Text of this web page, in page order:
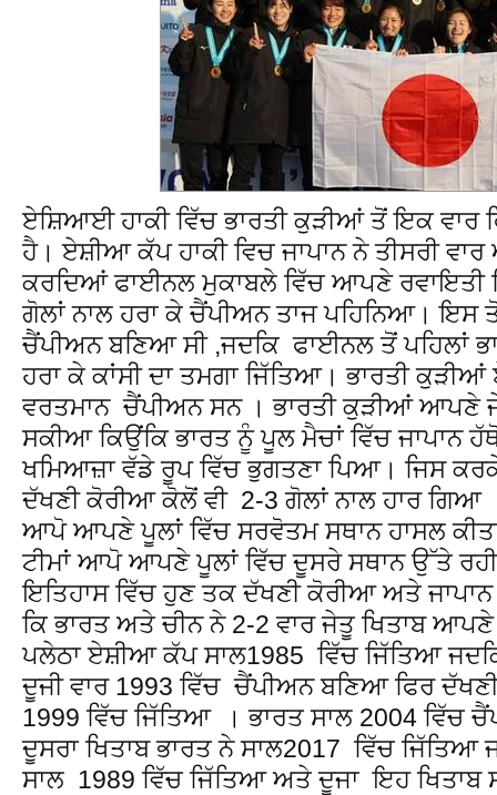
ਏਸ਼ਿਆਈ ਹਾਕੀ ਵਿੱਚ ਭਾਰਤੀ ਕੁੜੀਆਂ ਤੋਂ ਇਕ ਵਾਰ
ਹੈ। ਏਸ਼ੀਆ ਕੱਪ ਹਾਕੀ ਵਿਚ ਜਾਪਾਨ ਨੇ ਤੀਸਰੀ
ਕਰਦਿਆਂ ਫਾਈਨਲ ਮੁਕਾਬਲੇ ਵਿੱਚ ਆਪਣੇ ਰਵਾਇਤੀ
ਗੋਲਾਂ ਨਾਲ ਹਰਾ ਕੇ ਚੈਂਪੀਅਨ ਤਾਜ ਪਹਿਨਿਆ। ਇਸ
ਚੈਂਪੀਅਨ ਬਣਿਆ ਸੀ ,ਜਦਕਿ ਫਾਈਨਲ ਤੋਂ ਪਹਿਲਾਂ
ਹਰਾ ਕੇ ਕਾਂਸੀ ਦਾ ਤਮਗਾ ਜਿੱਤਿਆ। ਭਾਰਤੀ
ਵਰਤਮਾਨ ਚੈਂਪੀਅਨ ਸਨ । ਭਾਰਤੀ ਕੁੜੀਆਂ ਆਪਣੇ
ਸਕੀਆ ਕਿਉਂਕਿ ਭਾਰਤ ਨੂੰ ਪੂਲ ਮੈਚਾਂ ਵਿੱਚ ਜਾਪਾਨ
ਖਮਿਆਜ਼ਾ ਵੱਡੇ ਰੂਪ ਵਿੱਚ ਭੁਗਤਣਾ ਪਿਆ। ਜਿਸ
ਦੱਖਣੀ ਕੋਰੀਆ ਕੋਲੋਂ ਵੀ 2-3 ਗੋਲਾਂ ਨਾਲ ਹਾਰ
ਆਪੋ ਆਪਣੇ ਪੂਲਾਂ ਵਿੱਚ ਸਰਵੋਤਮ ਸਥਾਨ ਹਾਸਲ
ਟੀਮਾਂ ਆਪੋ ਆਪਣੇ ਪੂਲਾਂ ਵਿੱਚ ਦੂਸਰੇ ਸਥਾਨ ਉੱਤੇ
ਇਤਿਹਾਸ ਵਿੱਚ ਹੁਣ ਤਕ ਦੱਖਣੀ ਕੋਰੀਆ ਅਤੇ
ਕਿ ਭਾਰਤ ਅਤੇ ਚੀਨ ਨੇ 2-2 ਵਾਰ ਜੇਤੂ ਖਿਤਾਬ
ਪਲੇਠਾ ਏਸ਼ੀਆ ਕੱਪ ਸਾਲ1985 ਵਿੱਚ ਜਿੱਤਿਆ
ਦੂਜੀ ਵਾਰ 1993 ਵਿੱਚ ਚੈਂਪੀਅਨ ਬਣਿਆ ਫਿਰ
1999 ਵਿੱਚ ਜਿੱਤਿਆ । ਭਾਰਤ ਸਾਲ 2004 ਵਿੱਚ
ਦੂਸਰਾ ਖਿਤਾਬ ਭਾਰਤ ਨੇ ਸਾਲ2017 ਵਿੱਚ ਜਿੱਤਿਆ
ਸਾਲ 1989 ਵਿੱਚ ਜਿੱਤਿਆ ਅਤੇ ਦੂਜਾ ਇਹ ਖਿਤਾਬ